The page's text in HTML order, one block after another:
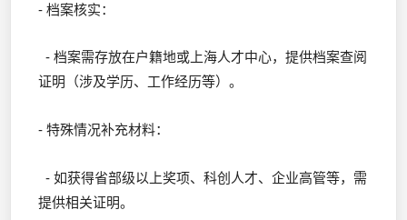
- 档案核实：
- 档案需存放在户籍地或上海人才中心，提供档案查阅
证明（涉及学历、工作经历等）。
- 特殊情况补充材料：
- 如获得省部级以上奖项、科创人才、企业高管等，需
提供相关证明。